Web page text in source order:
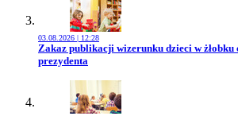
03.08.2026 | 12:28
Przejdź do artykułu:
Zakaz publikacji wizerunku dzieci w żłobku
prezydenta